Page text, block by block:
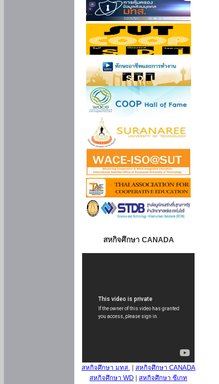
สหกิจศึกษา CANADA
สหกิจศึกษา มทส.
สหกิจศึกษา CANADA
สหกิจศึกษา WD
สหกิจศึกษา ซีเกท